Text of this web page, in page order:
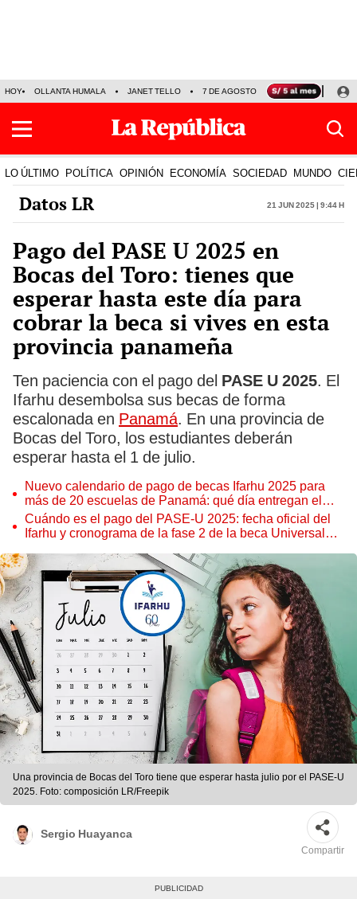
HOY OLLANTA HUMALA JANET TELLO 7 DE AGOSTO TINKA RESULTADOS
LO ÚLTIMO POLÍTICA OPINIÓN ECONOMÍA SOCIEDAD MUNDO
Datos LR 21 Jun 2025 | 9:44 h
Pago del PASE U 2025 en
Bocas del Toro: tienes que
esperar hasta este día para
cobrar la beca si vives en esta
provincia panameña
Ten paciencia con el pago del PASE U 2025. El
Ifarhu desembolsa sus becas de forma
escalonada en Panamá. En una provincia de
Bocas del Toro, los estudiantes deberán
esperar hasta el 1 de julio.
Nuevo calendario de pago de becas Ifarhu 2025 para
más de 20 escuelas de Panamá: qué día entregan el
PASE-U y hasta cuándo retirar
Cuándo es el pago del PASE-U 2025: fecha oficial del
Ifarhu y cronograma de la fase 2 de la beca Universal
Una provincia de Bocas del Toro tiene que esperar hasta julio por el PASE-U
2025. Foto: composición LR/Freepik
Sergio Huayanca
Compartir